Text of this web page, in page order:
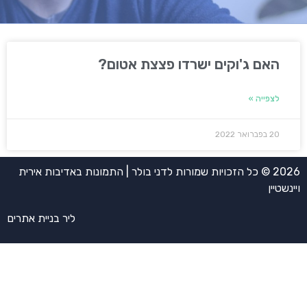
האם ג'וקים ישרדו פצצת אטום?
לצפייה »
20 בפברואר 2022
2026 © כל הזכויות שמורות לדני בולר | התמונות באדיבות אירית
ויינשטיין
ליר בניית אתרים